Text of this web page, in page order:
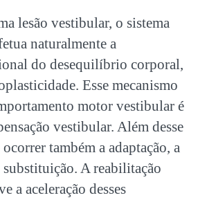
lesão vestibular, o sistema
naturalmente a
do desequilíbrio corporal,
Esse mecanismo
motor vestibular é
vestibular. Além desse
também a adaptação, a
substituição. A reabilitação
a aceleração desses